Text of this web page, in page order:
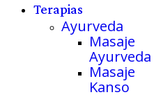
Terapias
Ayurveda
Masaje
Ayurveda
Masaje
Kanso